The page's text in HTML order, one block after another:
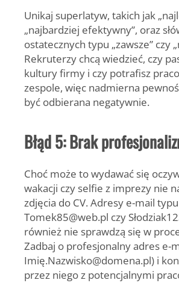
Unikaj superlatyw, takich jak
„najbardziej efektywny”, oraz
ostatecznych typu „zawsze” czy
Rekruterzy chcą wiedzieć, czy
kultury firmy i czy potrafisz
zespole, więc nadmierna
być odbierana negatywnie.
Błąd 5: Brak
Choć może to wydawać się
wakacji czy selfie z imprezy nie
zdjęcia do CV. Adresy e-mail typu
Tomek85@web.pl czy
również nie sprawdzą się w
Zadbaj o profesjonalny adres e-
Imię.Nazwisko@domena.pl) i
przez niego z potencjalnymi